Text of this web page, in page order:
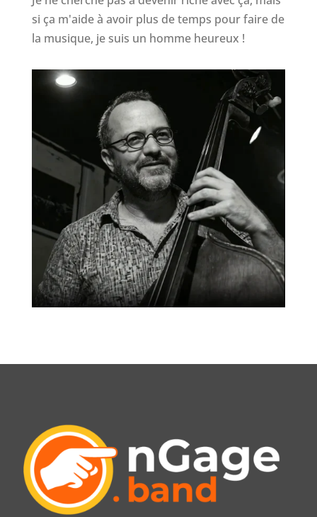
si ça m'aide à avoir plus de temps pour faire de
la musique, je suis un homme heureux !